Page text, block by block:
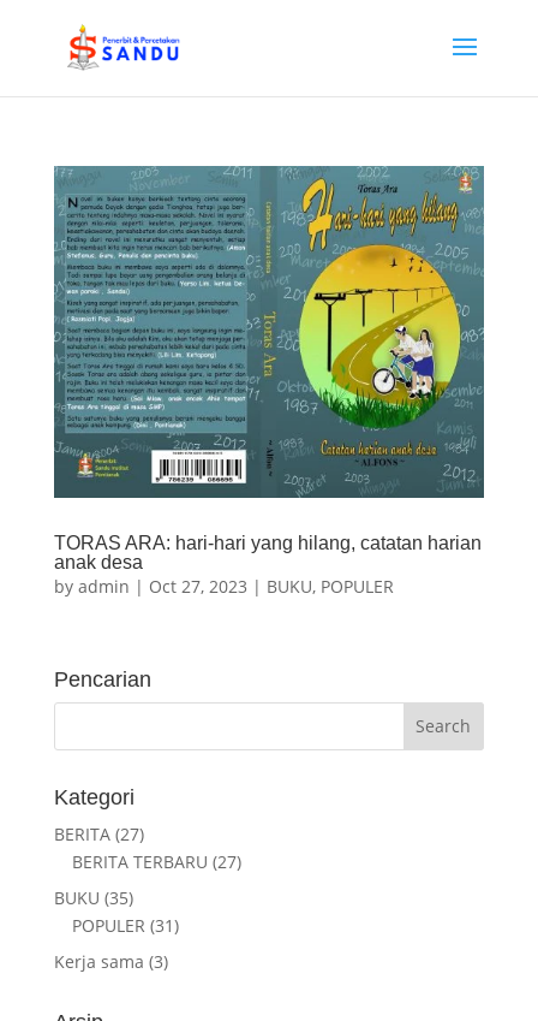
TORAS ARA: hari-hari yang hilang, catatan harian
anak desa
by admin | Oct 27, 2023 | BUKU, POPULER
Pencarian
Kategori
BERITA(27)
BERITA TERBARU (27)
BUKU (35)
POPULER (31)
Kerja sama (3)